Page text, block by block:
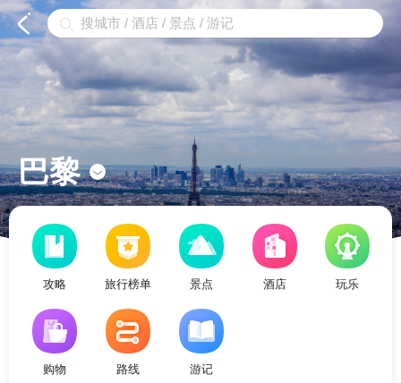
 
巴黎 
攻略 旅行榜单 景点 酒店 玩乐
购物 路线 游记